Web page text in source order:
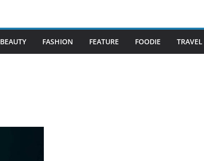
BEAUTY FASHION FEATURE FOODIE TRAVEL